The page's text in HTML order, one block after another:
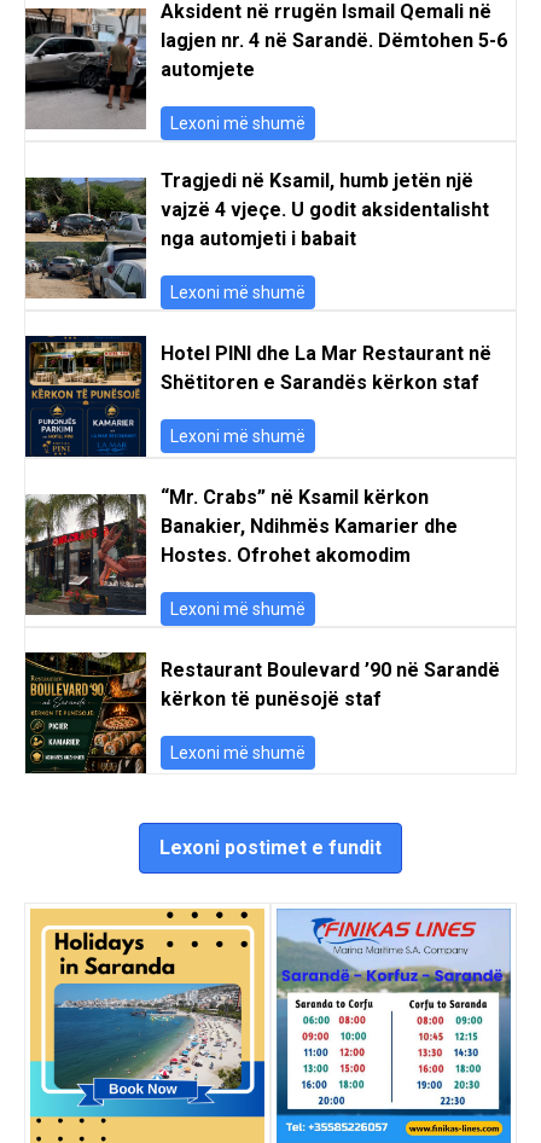
Aksident në rrugën Ismail Qemali në
lagjen nr. 4 në Sarandë. Dëmtohen 5-6
automjete
Lexoni më shumë
Tragjedi në Ksamil, humb jetën një
vajzë 4 vjeçe. U godit aksidentalisht
nga automjeti i babait
Lexoni më shumë
Hotel PINI dhe La Mar Restaurant në
Shëtitoren e Sarandës kërkon staf
Lexoni më shumë
“Mr. Crabs” në Ksamil kërkon
Banakier, Ndihmës Kamarier dhe
Hostes. Ofrohet akomodim
Lexoni më shumë
Restaurant Boulevard ’90 në Sarandë
kërkon të punësojë staf
Lexoni më shumë
Lexoni postimet e fundit